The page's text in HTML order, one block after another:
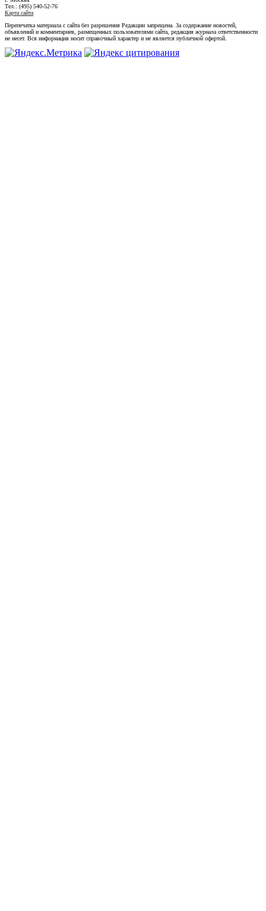
Тел.: (495) 540-52-76
Карта сайта
Перепечатка материала с сайта без разрешения Редакции запрещена. За содержание новостей,
объявлений и комментариев, размещенных пользователями сайта, редакция журнала ответственности
не несет. Вся информация носит справочный характер и не является публичной офертой.